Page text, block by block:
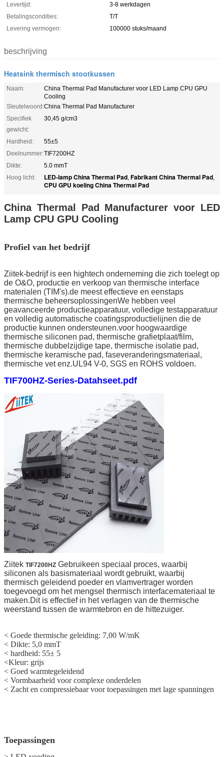
Levertijd:
3-8 werkdagen
Betalingscondities:
T/T
Levering vermogen:
100000 stuks/maand
beschrijving
Heatsink thermisch stootkussen
Naam:
China Thermal Pad Manufacturer voor LED Lamp CPU GPU
Cooling
Sleutelwoord:China Thermal Pad Manufacturer
Specifiek
gewicht:
30,45 g/cm3
Hardheid:
55±5
Deelnummer:TIF7200HZ
Dikte:
5.0 mmT
Hoog licht:
LED-lamp China Thermal Pad, Fabrikant China Thermal Pad,
CPU GPU koeling China Thermal Pad
China Thermal Pad Manufacturer voor LED
Lamp CPU GPU Cooling
Profiel van het bedrijf
Ziitek-bedrijf is een hightech onderneming die zich toelegt op
de O&O, productie en verkoop van thermische interface
materialen (TIM's).de meest effectieve en eenstaps
thermische beheersoplossingenWe hebben veel
geavanceerde productieapparatuur, volledige testapparatuur
en volledig automatische coatingsproductielijnen die de
productie kunnen ondersteunen.voor hoogwaardige
thermische siliconen pad, thermische grafietplaat/film,
thermische dubbelzijdige tape, thermische isolatie pad,
thermische keramische pad, faseveranderingsmateriaal,
thermische vet enz.UL94 V-0, SGS en ROHS voldoen.
TIF700HZ-Series-Datahseet.pdf
Ziitek TIF7200HZ Gebruikeen speciaal proces, waarbij
siliconen als basismateriaal wordt gebruikt, waarbij
thermisch geleidend poeder en vlamvertrager worden
toegevoegd om het mengsel thermisch interfacemateriaal te
maken.Dit is effectief in het verlagen van de thermische
weerstand tussen de warmtebron en de hittezuiger.
< Goede thermische geleiding: 7,00 W/mK
< Dikte: 5,0 mmT
< hardheid: 55± 5
<Kleur: grijs
< Goed warmtegeleidend
< Vormbaarheid voor complexe onderdelen
< Zacht en compressiebaar voor toepassingen met lage spanningen
Toepassingen